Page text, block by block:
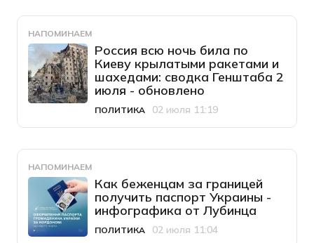
НАПОМИНАЕМ
Россия всю ночь била по
Киеву крылатыми ракетами и
шахедами: сводка Генштаба 2
июля - обновлено
Категория
ПОЛИТИКА
Дата публикации
02 июля 11:19
НАПОМИНАЕМ
Как беженцам за границей
получить паспорт Украины -
инфографика от Лубинца
Категория
ПОЛИТИКА
Дата публикации
02 июля 11:04